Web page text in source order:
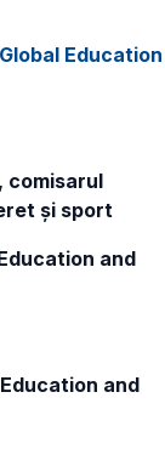
Global Education
comisarul
și sport
and
and